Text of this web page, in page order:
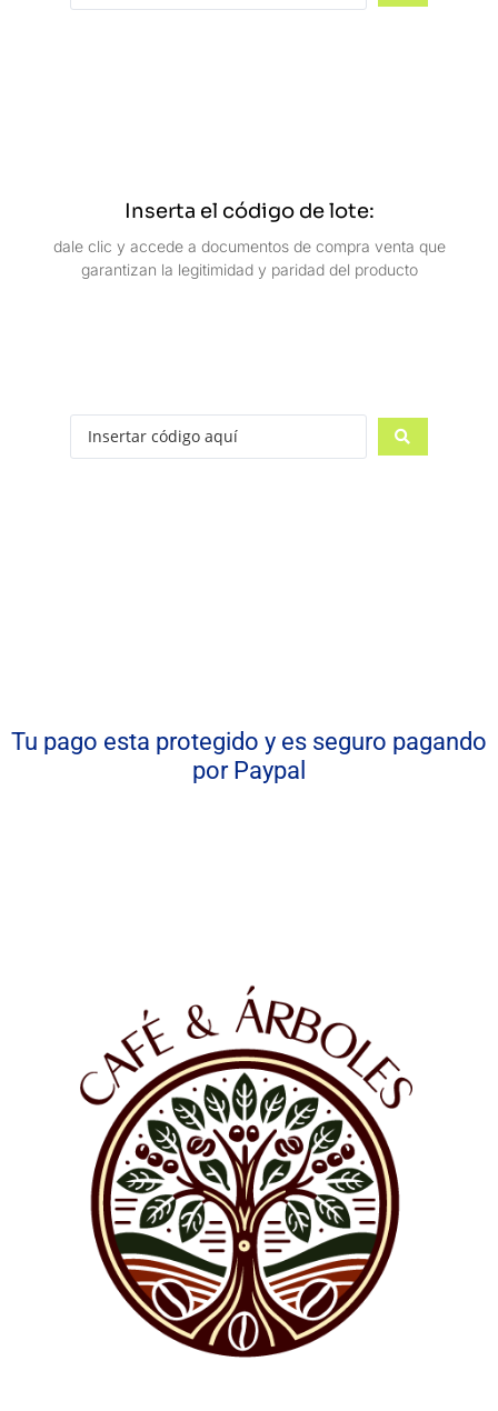
Inserta el código de lote:
dale clic y accede a documentos de compra venta que
garantizan la legitimidad y paridad del producto
Tu pago esta protegido y es seguro pagando
por Paypal